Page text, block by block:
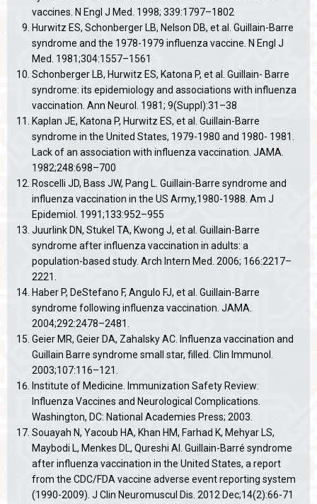
vaccines. N Engl J Med. 1998; 339:1797–1802
Hurwitz ES, Schonberger LB, Nelson DB, et al. Guillain-Barre
syndrome and the 1978-1979 influenza vaccine. N Engl J
Med. 1981;304:1557–1561
Schonberger LB, Hurwitz ES, Katona P, et al. Guillain- Barre
syndrome: its epidemiology and associations with influenza
vaccination. Ann Neurol. 1981; 9(Suppl):31–38
Kaplan JE, Katona P, Hurwitz ES, et al. Guillain-Barre
syndrome in the United States, 1979-1980 and 1980- 1981.
Lack of an association with influenza vaccination. JAMA.
1982;248:698–700
Roscelli JD, Bass JW, Pang L. Guillain-Barre syndrome and
influenza vaccination in the US Army,1980-1988. Am J
Epidemiol. 1991;133:952–955
Juurlink DN, Stukel TA, Kwong J, et al. Guillain-Barre
syndrome after influenza vaccination in adults: a
population-based study. Arch Intern Med. 2006; 166:2217–
2221.
Haber P, DeStefano F, Angulo FJ, et al. Guillain-Barre
syndrome following influenza vaccination. JAMA.
2004;292:2478–2481.
Geier MR, Geier DA, Zahalsky AC. Influenza vaccination and
Guillain Barre syndrome small star, filled. Clin Immunol.
2003;107:116–121.
Institute of Medicine. Immunization Safety Review:
Influenza Vaccines and Neurological Complications.
Washington, DC: National Academies Press; 2003.
Souayah N, Yacoub HA, Khan HM, Farhad K, Mehyar LS,
Maybodi L, Menkes DL, Qureshi AI. Guillain-Barré syndrome
after influenza vaccination in the United States, a report
from the CDC/FDA vaccine adverse event reporting system
(1990-2009). J Clin Neuromuscul Dis. 2012 Dec;14(2):66-71